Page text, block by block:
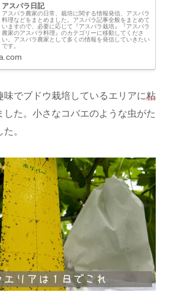
アスパラ日記
アスパラ農家の日常、栽培に関する情報発信、アスパラ
料理などをまとめました。アスパラ記事全般をまとめて
いますので、必要に応じて『アスパラ栽培』『アスパラ
農家のアスパラ料理』のカテゴリーに移動してくださ
い。アスパラ農家として多くの情報を発信していきたい
です。
味でブドウ栽培しているエリアに粘
した。小さなコバエのような虫がた
。